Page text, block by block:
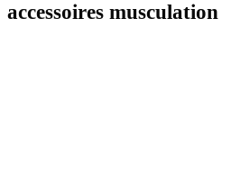
accessoires musculation